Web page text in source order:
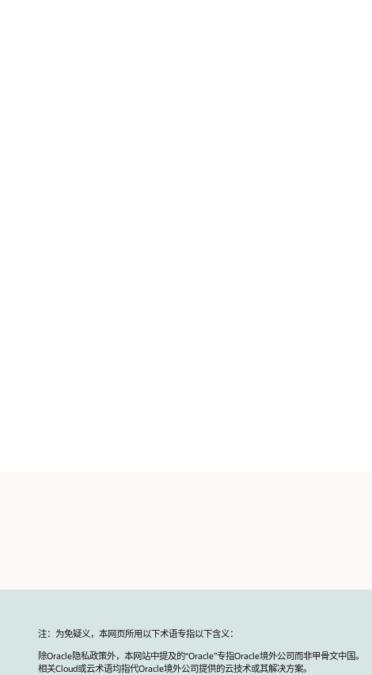
注：为免疑义，本网页所用以下术语专指以下含义：
除Oracle隐私政策外，本网站中提及的“Oracle”专指Oracle境外公司而非甲骨文中国。
相关Cloud或云术语均指代Oracle境外公司提供的云技术或其解决方案。